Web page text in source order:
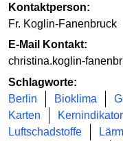
Kontaktperson:
Fr. Koglin-Fanenbruck
E-Mail Kontakt:
christina.koglin-
Schlagworte:
Berlin
Bioklima
Karten
Kernindikator
Luftschadstoffe
Lärm